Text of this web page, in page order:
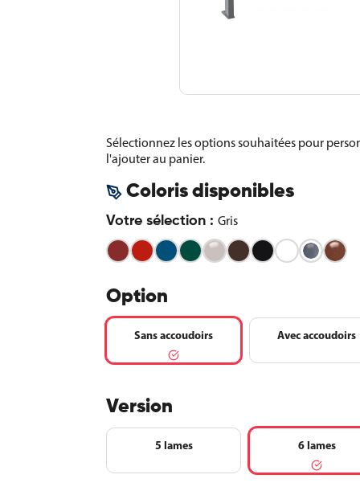
Sélectionnez les options souhaitées pour
l'ajouter au panier.
Coloris disponibles
Votre sélection : Gris
Bordeaux
-
3004
Rouge
-
3020
Bleu
-
Vert
-
Gris
soie
7044
Marron
-
Noir
-
Blanc
Pur Gris
Option
Sans accoudoirs Avec accoudoirs
Version
5 lames 6 lames